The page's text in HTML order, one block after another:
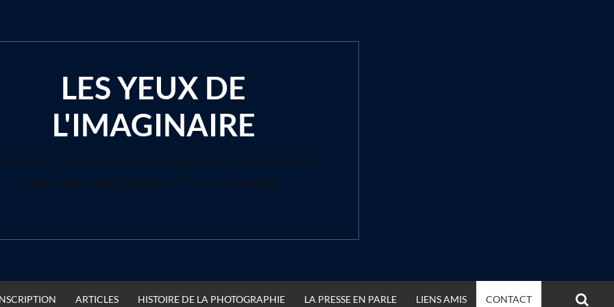
LES YEUX DE
L'IMAGINAIRE
chefs d'œuvres de la photographie racontés aux
personnes malvoyantes et non voyantes
ARTICLES HISTOIRE DE LA PHOTOGRAPHIE LA PRESSE EN PARLE LIENS AMIS CONTACT